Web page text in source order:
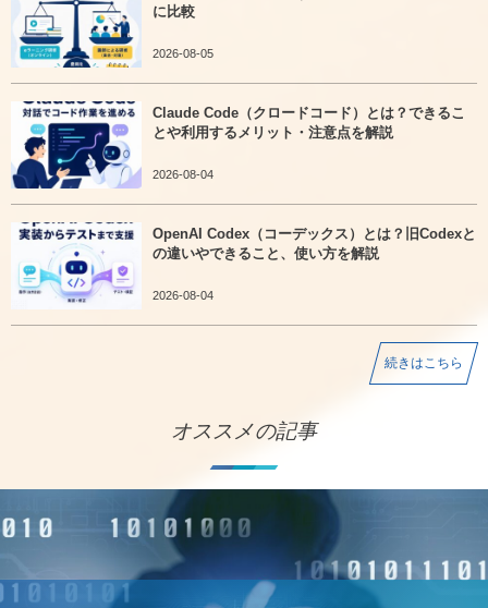
に比較
2026-08-05
Claude Code（クロードコード）とは？できるこ
とや利用するメリット・注意点を解説
2026-08-04
OpenAI Codex（コーデックス）とは？旧Codexと
の違いやできること、使い方を解説
2026-08-04
続きはこちら
オススメの記事